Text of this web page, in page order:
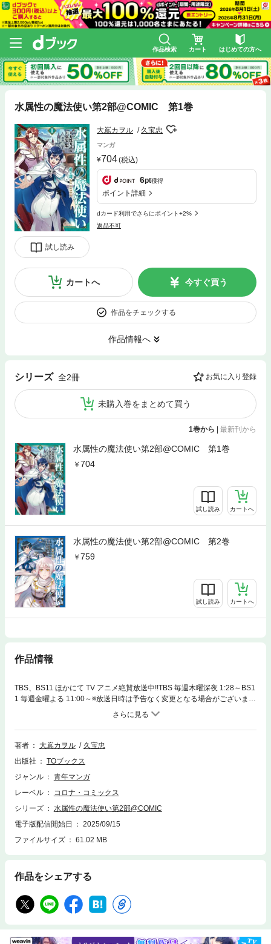
作品検索 カート はじめての方へ
水属性の魔法使い第2部@COMIC 第1巻
試し読み
大嶌カヲル 久宝忠
マンガ
704(税込)
6pt獲得
ポイント詳細
dカード利用でさらにポイント+2%
返品不可
カートへ 今すぐ買う
作品をチェックする
作品情報へ
シリーズ 全2冊 お気に入り登録
未購入巻をまとめて買う
1巻から | 最新刊から
水属性の魔法使い第2部@COMIC 第1巻
704
試し読み カートへ
水属性の魔法使い第2部@COMIC 第2巻
759
試し読み カートへ
作品情報
TBS、BS11 ほかにて TV アニメ絶賛放送中!!TBS 毎週木曜深夜 1:28～BS1
1 毎週金曜よる 11:00～※放送日時は予告なく変更となる場合がございま
す。西方諸国に僕も行きます!!原作小説「西方諸国編」を紡ぐ、待望の第
二部コミカライズ開幕！シリーズ累計100万部突破！（電子書籍含む）原
作・久宝忠先生の書き下ろしSS収録！王国解放戦から3年。ナイトレイ王
国の筆頭公爵に叙せられた水属性の魔法使い・涼は、王都とロンドの森を
貴族となれば厄介事と無縁ではいられない。登城をきっかけにデブヒ帝国
との交渉に参加させられた挙句、遠く西方諸国へと向かう外交使節団に加
す!!」涼は相変わらずのマイペースで……。原作小説「西方諸国編」を紡
ぐ待望の第二部コミカライズ開幕！
著者 大嶌カヲル
久宝忠
出版社
TOブックス
ジャンル
青年マンガ
レーベル
コロナ・コミックス
シリーズ
水属性の魔法使い第2部@COMIC
電子版配信開始日
2025/09/15
ファイルサイズ
61.02 MB
作品をシェアする